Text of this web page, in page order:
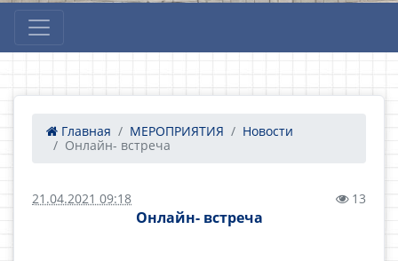
Главная МЕРОПРИЯТИЯ
Новости
Онлайн- встреча
21.04.2021 09:18 13
Онлайн- встреча